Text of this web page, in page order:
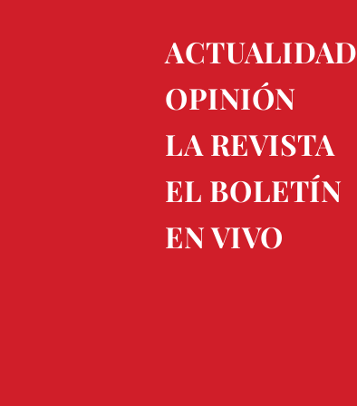
ACTUALIDAD
OPINIÓN
LA REVISTA
EL BOLETÍN
EN VIVO